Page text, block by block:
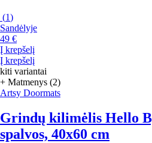
(1)
Sandėlyje
49 €
Į krepšelį
Į krepšelį
kiti variantai
+ Matmenys (2)
Artsy Doormats
Grindų kilimėlis Hello
spalvos, 40x60 cm